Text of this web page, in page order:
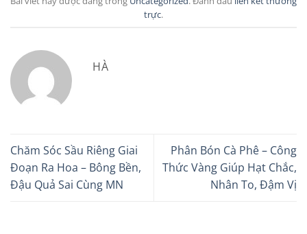
trực.
HÀ
Chăm Sóc Sầu Riêng Giai
Đoạn Ra Hoa – Bông Bền,
Đậu Quả Sai Cùng MN
Phân Bón Cà Phê – Công
Thức Vàng Giúp Hạt Chắc,
Nhân To, Đậm Vị